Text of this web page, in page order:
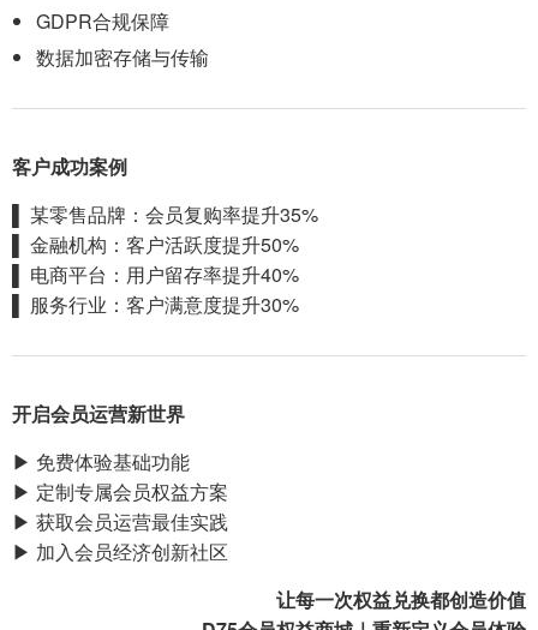
GDPR合规保障
数据加密存储与传输
客户成功案例
▌ 某零售品牌：会员复购率提升35%
▌ 金融机构：客户活跃度提升50%
▌ 电商平台：用户留存率提升40%
▌ 服务行业：客户满意度提升30%
开启会员运营新世界
▶ 免费体验基础功能
▶ 定制专属会员权益方案
▶ 获取会员运营最佳实践
▶ 加入会员经济创新社区
让每一次权益兑换都创造价值